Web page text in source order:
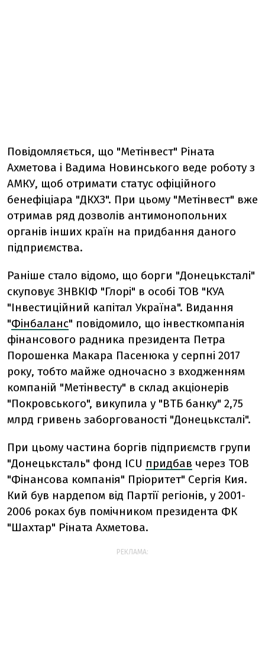
Повідомляється, що "Метінвест" Ріната
Ахметова і Вадима Новинського веде роботу з
АМКУ, щоб отримати статус офіційного
бенефіціара "ДКХЗ". При цьому "Метінвест" вже
отримав ряд дозволів антимонопольних
органів інших країн на придбання даного
підприємства.
Раніше стало відомо, що борги "Донецьксталі"
скуповує ЗНВКІФ "Глорі" в особі ТОВ "КУА
"Інвестиційний капітал Україна". Видання
"Фінбаланс" повідомило, що інвесткомпанія
фінансового радника президента Петра
Порошенка Макара Пасенюка у серпні 2017
року, тобто майже одночасно з входженням
компаній "Метінвесту" в склад акціонерів
"Покровського", викупила у "ВТБ банку" 2,75
млрд гривень заборгованості "Донецьксталі".
При цьому частина боргів підприємств групи
"Донецьксталь" фонд ICU придбав через ТОВ
"Фінансова компанія" Пріоритет" Сергія Кия.
Кий був нардепом від Партії регіонів, у 2001-
2006 роках був помічником президента ФК
"Шахтар" Ріната Ахметова.
РЕКЛАМА: